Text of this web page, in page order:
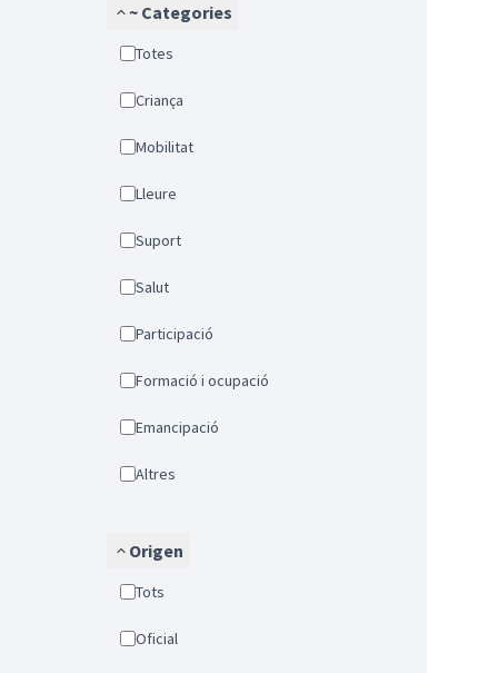
~ Categories
Totes
Criança
Mobilitat
Lleure
Suport
Salut
Participació
Formació i ocupació
Emancipació
Altres
Origen
Tots
Oficial